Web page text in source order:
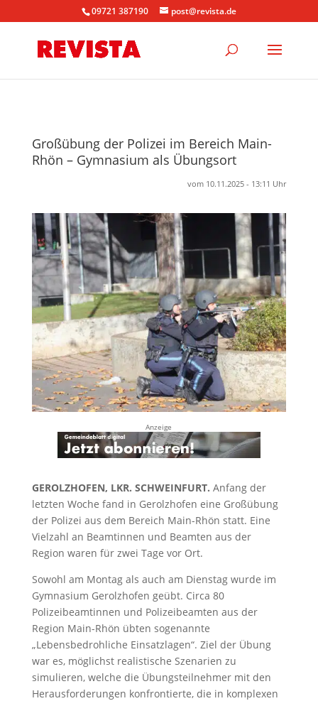
09721 387190 post@revista.de
Großübung der Polizei im Bereich Main-
Rhön – Gymnasium als Übungsort
vom 10.11.2025 - 13:11 Uhr
Anzeige
GEROLZHOFEN, LKR. SCHWEINFURT. Anfang der
letzten Woche fand in Gerolzhofen eine Großübung
der Polizei aus dem Bereich Main-Rhön statt. Eine
Vielzahl an Beamtinnen und Beamten aus der
Region waren für zwei Tage vor Ort.
Sowohl am Montag als auch am Dienstag wurde im
Gymnasium Gerolzhofen geübt. Circa 80
Polizeibeamtinnen und Polizeibeamten aus der
Region Main-Rhön übten sogenannte
„Lebensbedrohliche Einsatzlagen“. Ziel der Übung
war es, möglichst realistische Szenarien zu
simulieren, welche die Übungsteilnehmer mit den
Herausforderungen konfrontierte, die in komplexen